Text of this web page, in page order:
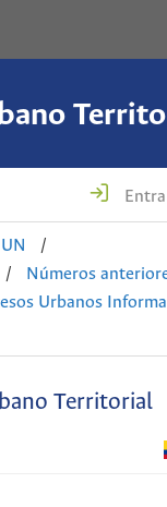
/
/
Números
Urbanos
Territorial